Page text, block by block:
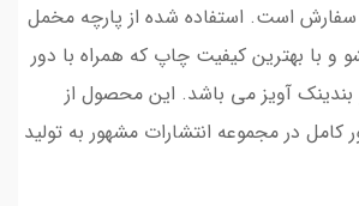
سفارش است. استفاده شده از پارچه مخمل
با بهترین کیفیت چاپ که همراه با دور
آویز می باشد. این محصول از
در مجموعه انتشارات مشهور به تولید